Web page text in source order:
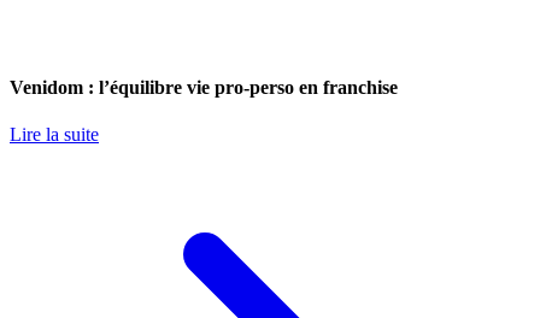
Venidom : l’équilibre vie pro-perso en franchise
Lire la suite